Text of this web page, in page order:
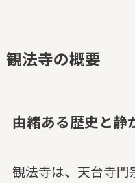
観法寺の概要
由緒ある歴史と静
観法寺は、天台寺